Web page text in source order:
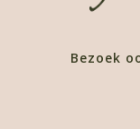
Bezoek